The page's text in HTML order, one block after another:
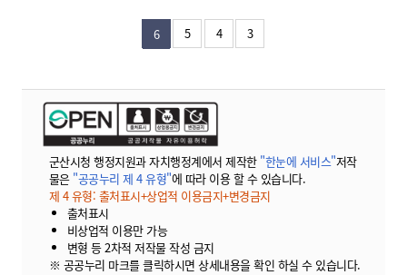
6 5 4 3
군산시청 행정지원과 자치행정계에서 제작한 "한눈에 서비스"저작
물은 "공공누리 제 4 유형"에 따라 이용 할 수 있습니다.
제 4 유형: 출처표시+상업적 이용금지+변경금지
출처표시
비상업적 이용만 가능
변형 등 2차적 저작물 작성 금지
※ 공공누리 마크를 클릭하시면 상세내용을 확인 하실 수 있습니다.